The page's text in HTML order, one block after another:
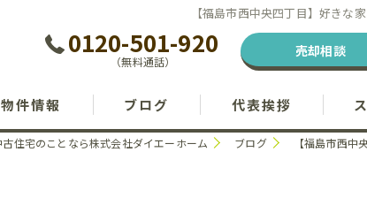
【福島市西中央四丁目】好きな
0120-501-920
（無料通話）
売却相談
物件情報 ブログ 代表挨拶
住宅のことなら株式会社ダイエーホーム ブログ 【福島市西